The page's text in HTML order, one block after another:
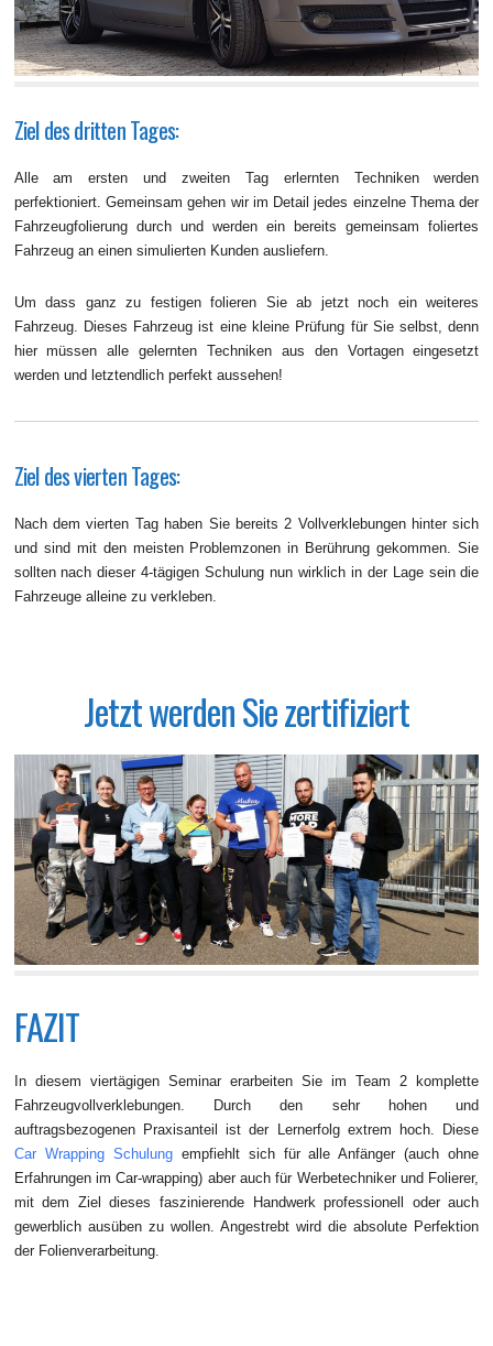
Ziel des dritten Tages:
Alle am ersten und zweiten Tag erlernten Techniken werden
perfektioniert. Gemeinsam gehen wir im Detail jedes einzelne Thema der
Fahrzeugfolierung durch und werden ein bereits gemeinsam foliertes
Fahrzeug an einen simulierten Kunden ausliefern.
Um dass ganz zu festigen folieren Sie ab jetzt noch ein weiteres
Fahrzeug. Dieses Fahrzeug ist eine kleine Prüfung für Sie selbst, denn
hier müssen alle gelernten Techniken aus den Vortagen eingesetzt
werden und letztendlich perfekt aussehen!
Ziel des vierten Tages:
Nach dem vierten Tag haben Sie bereits 2 Vollverklebungen hinter sich
und sind mit den meisten Problemzonen in Berührung gekommen. Sie
sollten nach dieser 4-tägigen Schulung nun wirklich in der Lage sein die
Fahrzeuge alleine zu verkleben.
Jetzt werden Sie zertifiziert
FAZIT
In diesem viertägigen Seminar erarbeiten Sie im Team 2 komplette
Fahrzeugvollverklebungen. Durch den sehr hohen und
auftragsbezogenen Praxisanteil ist der Lernerfolg extrem hoch. Diese
Car Wrapping Schulungempfiehlt sich für alle Anfänger (auch ohne
Erfahrungen im Car-wrapping) aber auch für Werbetechniker und Folierer,
mit dem Ziel dieses faszinierende Handwerk professionell oder auch
gewerblich ausüben zu wollen. Angestrebt wird die absolute Perfektion
der Folienverarbeitung.